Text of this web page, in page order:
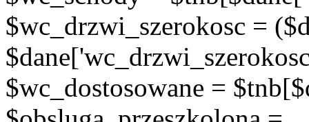
$wc_drzwi_szerokosc =
$wc_dostosowane =